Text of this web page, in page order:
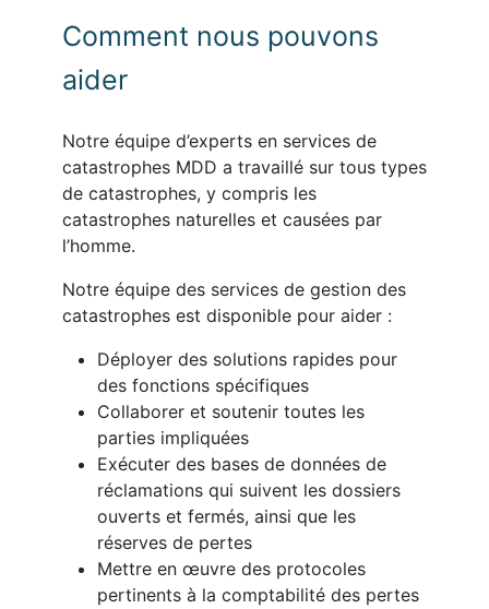
Comment nous pouvons
aider
Notre équipe d’experts en services de
catastrophes MDD a travaillé sur tous types
de catastrophes, y compris les
catastrophes naturelles et causées par
l’homme.
Notre équipe des services de gestion des
catastrophes est disponible pour aider :
Déployer des solutions rapides pour
des fonctions spécifiques
Collaborer et soutenir toutes les
parties impliquées
Exécuter des bases de données de
réclamations qui suivent les dossiers
ouverts et fermés, ainsi que les
réserves de pertes
Mettre en œuvre des protocoles
pertinents à la comptabilité des pertes